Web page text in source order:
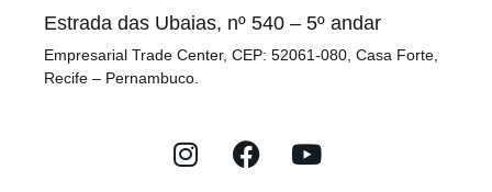
Estrada das Ubaias, nº 540 – 5º andar
Empresarial Trade Center, CEP: 52061-080, Casa Forte,
Recife – Pernambuco.